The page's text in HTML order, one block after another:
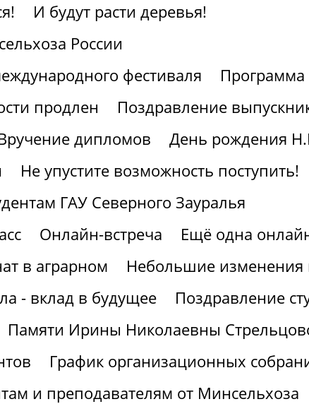
И будут расти деревья!
России
фестиваля
Программа
продлен
Поздравление
дипломов
День рождения
Не упустите возможность поступить!
ГАУ Северного Зауралья
Онлайн-встреча
Ещё одна
в аграрном
Небольшие изменения
- вклад в будущее
Поздравление
Памяти Ирины Николаевны
График организационных
и преподавателям от Минсельхоза